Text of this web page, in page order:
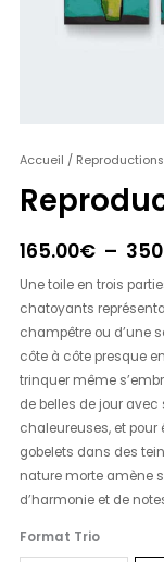
Accueil / Reproductions
165.00€ –
Une toile en trois
chatoyants
champêtre ou d’une
côte à côte presque
trinquer même
de belles de jour
chaleureuses, et
gobelets dans des
nature morte amène
d’harmonie et de
Format Trio
quantité
Reproduction